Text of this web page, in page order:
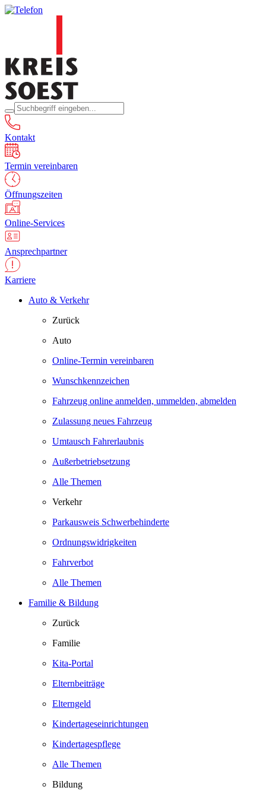
Kontakt
Termin vereinbaren
Öffnungszeiten
Online-Services
Ansprechpartner
Karriere
Auto & Verkehr
Zurück
Auto
Online-Termin vereinbaren
Wunschkennzeichen
Fahrzeug online anmelden, ummelden, abmelden
Zulassung neues Fahrzeug
Umtausch Fahrerlaubnis
Außerbetriebsetzung
Alle Themen
Verkehr
Parkausweis Schwerbehinderte
Ordnungswidrigkeiten
Fahrverbot
Alle Themen
Familie & Bildung
Zurück
Familie
Kita-Portal
Elternbeiträge
Elterngeld
Kindertageseinrichtungen
Kindertagespflege
Alle Themen
Bildung